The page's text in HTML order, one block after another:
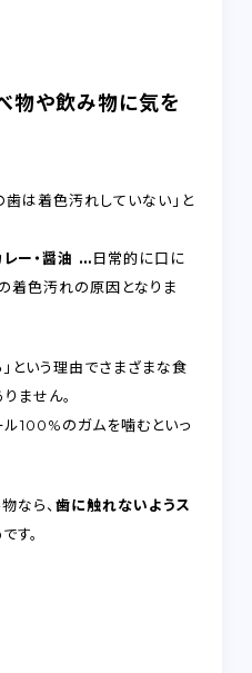
物や飲み物に気を
歯は着色汚れしていない」と
レー・醤油 …日常的に口に
着色汚れの原因となりま
という理由でさまざまな食
ません。
ル100%のガムを噛むといっ
なら、 歯に触れないようス
す。